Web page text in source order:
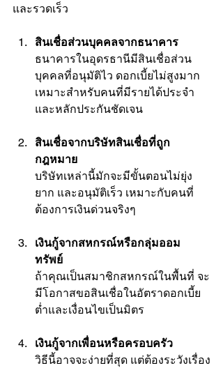
และรวดเร็ว
สินเชื่อส่วนบุคคลจากธนาคาร
ธนาคารในอุดรธานีมีสินเชื่อส่วน
บุคคลที่อนุมัติไว ดอกเบี้ยไม่สูงมาก
เหมาะสำหรับคนที่มีรายได้ประจำ
และหลักประกันชัดเจน
สินเชื่อจากบริษัทสินเชื่อที่ถูก
กฎหมาย
บริษัทเหล่านี้มักจะมีขั้นตอนไม่ยุ่ง
ยาก และอนุมัติเร็ว เหมาะกับคนที่
ต้องการเงินด่วนจริงๆ
เงินกู้จากสหกรณ์หรือกลุ่มออม
ทรัพย์
ถ้าคุณเป็นสมาชิกสหกรณ์ในพื้นที่ จะ
มีโอกาสขอสินเชื่อในอัตราดอกเบี้ย
ต่ำและเงื่อนไขเป็นมิตร
เงินกู้จากเพื่อนหรือครอบครัว
วิธีนี้อาจจะง่ายที่สุด แต่ต้องระวังเรื่อง